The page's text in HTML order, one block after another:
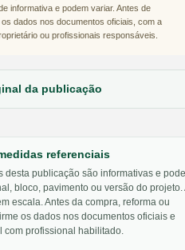
informativa e podem variar. Antes de
dados nos documentos oficiais, com a
ou profissionais responsáveis.
da publicação
referenciais
desta publicação são informativas e
bloco, pavimento ou versão do projeto.
escala. Antes da compra, reforma ou
os dados nos documentos oficiais e
profissional habilitado.